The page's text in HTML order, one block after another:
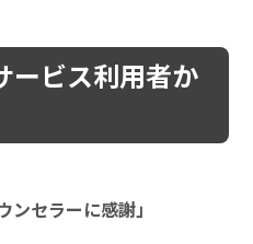
ービス利用者か
ンセラーに感謝」